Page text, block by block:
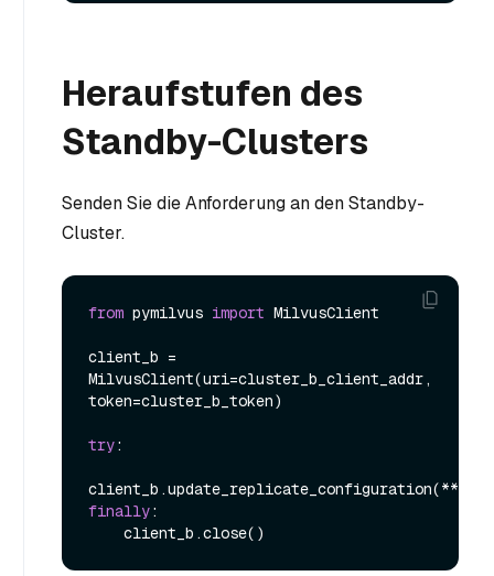
Heraufstufen des
Standby-Clusters
Senden Sie die Anforderung an den Standby-
Cluster.
from pymilvus import MilvusClient
client_b =
MilvusClient(uri=cluster_b_client_addr,
token=cluster_b_token)
try:
finally: